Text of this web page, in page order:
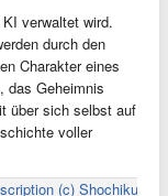
verwaltet wird.
durch den
Charakter eines
das Geheimnis
über sich selbst auf
voller